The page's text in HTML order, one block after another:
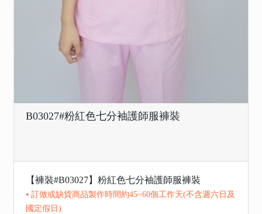
B03027#粉紅色七分袖護師服褲裝
【褲裝#B03027】粉紅色七分袖護師服褲裝
⦁ 訂做或缺貨商品製作時間約45~60個工作天(不含週六日及
國定假日)